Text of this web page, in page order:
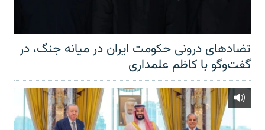
تضادهای درونی حکومت ایران در میانه جنگ، در
گفت‌‌وگو با کاظم علمداری